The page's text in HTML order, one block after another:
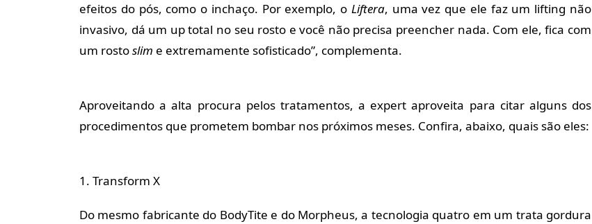
efeitos do pós, como o inchaço. Por exemplo, o Liftera, uma vez que ele faz um lifting não
invasivo, dá um up total no seu rosto e você não precisa preencher nada. Com ele, fica com
um rostoslim e extremamente sofisticado”, complementa.
Aproveitando a alta procura pelos tratamentos, a expert aproveita para citar alguns dos
procedimentos que prometem bombar nos próximos meses. Confira, abaixo, quais são eles:
1. Transform X
Do mesmo fabricante do BodyTite e do Morpheus, a tecnologia quatro em um trata gordura